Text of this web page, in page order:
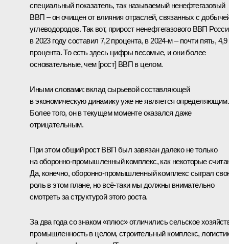
специальный показатель, так называемый ненефтегазовый
ВВП – он очищен от влияния отраслей, связанных с
углеводородов. Так вот, прирост ненефтегазового ВВП
в 2023 году составил 7,2 процента, в 2024-м – почти пять, 4,9
процента. То есть здесь цифры весомые, и они более
основательные, чем [рост] ВВП в целом.
Иными словами: вклад сырьевой составляющей
в экономическую динамику уже не является определяющим.
Более того, он в текущем моменте оказался даже
отрицательным.
При этом общий рост ВВП был завязан далеко не только
на оборонно-промышленный комплекс, как некоторые
Да, конечно, оборонно-промышленный комплекс сыграл
роль в этом плане, но всё-таки мы должны внимательно
смотреть за структурой этого роста.
За два года со знаком «плюс» отличились сельское
промышленность в целом, строительный комплекс,